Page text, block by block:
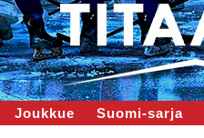
Joukkue Suomi-sarja